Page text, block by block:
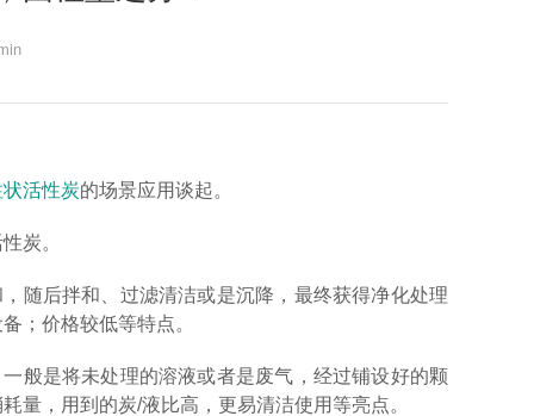
状活性炭的场景应用谈起。
炭。
随后拌和、过滤清洁或是沉降，最终获得净化处理
；价格较低等特点。
般是将未处理的溶液或者是废气，经过铺设好的颗
量，用到的炭/液比高，更易清洁使用等亮点。